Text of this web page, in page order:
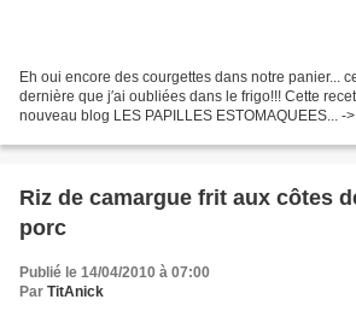
Eh oui encore des courgettes dans notre panier...
dernière que j′ai oubliées dans le frigo!!! Cette
nouveau blog LES PAPILLES ESTOMAQUEES... -
Riz de camargue frit aux côtes
porc
Publié le 14/04/2010 à 07:00
Par TitAnick